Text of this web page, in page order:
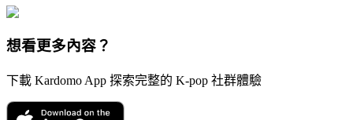
想看更多內容？
下載 Kardomo App 探索完整的 K-pop 社群體驗